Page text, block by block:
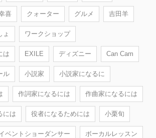
喜 クォーター グルメ 吉田羊
ょ ワークショップ
は EXILE ディズニー Can Cam
ル 小説家 小説家になるに
作詞家になるには 作曲家になるには
には 役者になるためには 小栗旬
ベントショーダンサー ボーカルレッスン